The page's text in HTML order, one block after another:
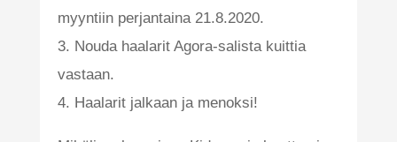
myyntiin perjantaina 21.8.2020.
3. Nouda haalarit Agora-salista kuittia
vastaan.
4. Haalarit jalkaan ja menoksi!